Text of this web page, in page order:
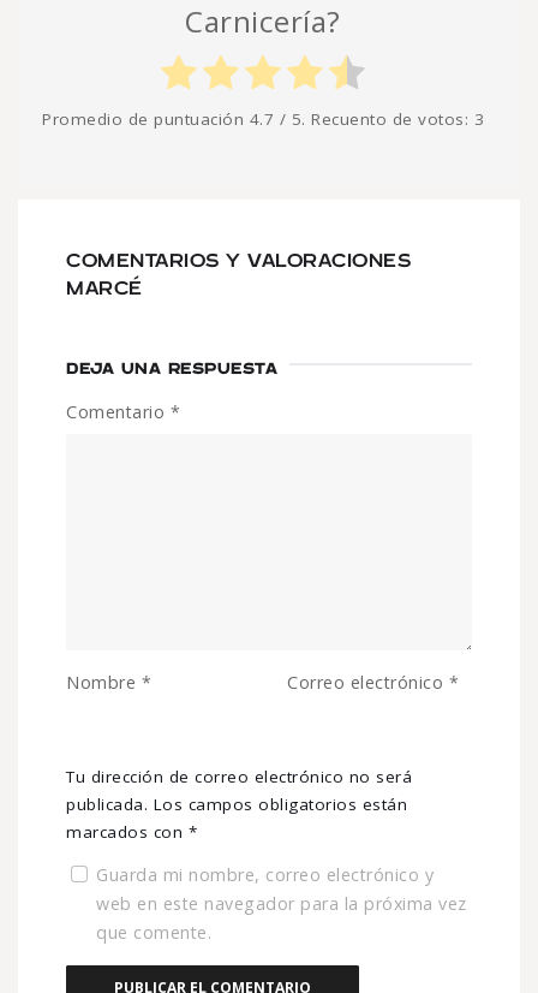
Carnicería?
Promedio de puntuación 4.7 / 5. Recuento de votos: 3
COMENTARIOS Y VALORACIONES
MARCÉ
DEJA UNA RESPUESTA
Tu dirección de correo electrónico no será
publicada. Los campos obligatorios están
marcados con *
Comentario *
Nombre * Correo electrónico *
Guarda mi nombre, correo electrónico y
web en este navegador para la próxima vez
que comente.